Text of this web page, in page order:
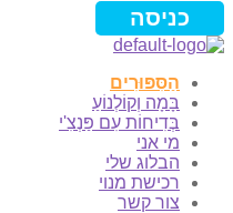
כניסה
הַסִּפּוּרִים
בָּמָה וְקוֹלְנוֹעַ
בְּדִיחוֹת עִם פַּנְצִ'י
מי אני
הבלוג שלי
רכישת מנוי
צור קשר